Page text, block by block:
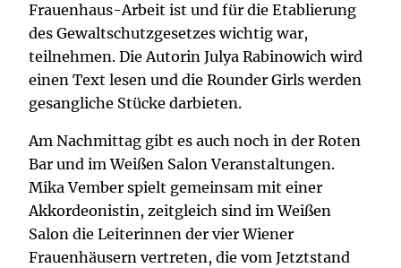
Frauenhaus-Arbeit ist und für die Etablierung
des Gewaltschutzgesetzes wichtig war,
teilnehmen. Die Autorin Julya Rabinowich wird
einen Text lesen und die Rounder Girls werden
gesangliche Stücke darbieten.
Am Nachmittag gibt es auch noch in der Roten
Bar und im Weißen Salon Veranstaltungen.
Mika Vember spielt gemeinsam mit einer
Akkordeonistin, zeitgleich sind im Weißen
Salon die Leiterinnen der vier Wiener
Frauenhäusern vertreten, die vom Jetztstand